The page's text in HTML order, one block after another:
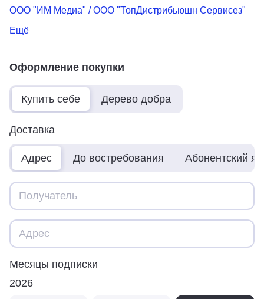
ООО "ИМ Медиа" / ООО "ТопДистрибьюшн Сервисез"
Ещё
Оформление покупки
Купить себе Дерево добра
Доставка
Адрес До востребования Абонентский
Месяцы подписки
2026